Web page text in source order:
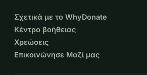
Σχετικά με το WhyDonate
Κέντρο βοήθειας
Χρεώσεις
Επικοινώνησε Μαζί μας